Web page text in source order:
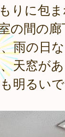
りに包
の間の
雨の日
天窓が
明るい